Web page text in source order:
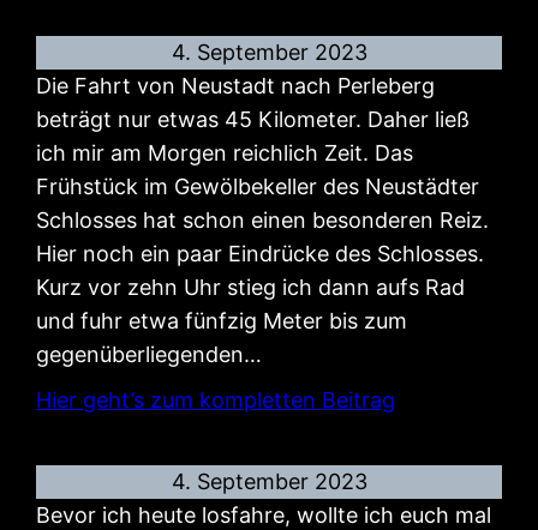
4. September 2023
Die Fahrt von Neustadt nach Perleberg
beträgt nur etwas 45 Kilometer. Daher ließ
ich mir am Morgen reichlich Zeit. Das
Frühstück im Gewölbekeller des Neustädter
Schlosses hat schon einen besonderen Reiz.
Hier noch ein paar Eindrücke des Schlosses.
Kurz vor zehn Uhr stieg ich dann aufs Rad
und fuhr etwa fünfzig Meter bis zum
gegenüberliegenden…
Hier geht’s zum kompletten Beitrag
4. September 2023
Bevor ich heute losfahre, wollte ich euch mal